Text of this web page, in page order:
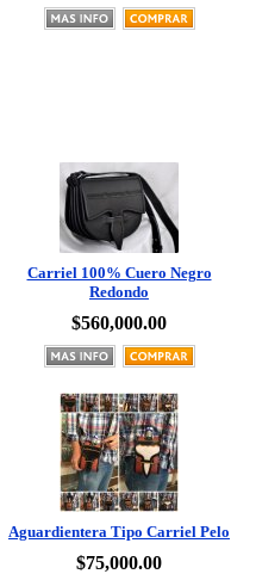
Carriel 100% Cuero Negro
Redondo
$560,000.00
Aguardientera Tipo Carriel Pelo
$75,000.00